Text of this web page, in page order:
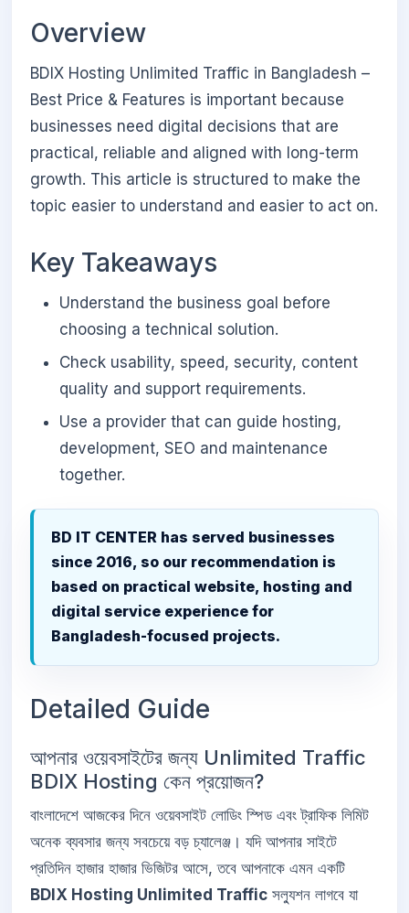
Overview
BDIX Hosting Unlimited Traffic in Bangladesh –
Best Price & Features is important because
businesses need digital decisions that are
practical, reliable and aligned with long-term
growth. This article is structured to make the
topic easier to understand and easier to act on.
Key Takeaways
Understand the business goal before
choosing a technical solution.
Check usability, speed, security, content
quality and support requirements.
Use a provider that can guide hosting,
development, SEO and maintenance
together.
BD IT CENTER has served businesses
since 2016, so our recommendation is
based on practical website, hosting and
digital service experience for
Bangladesh-focused projects.
Detailed Guide
আপনার ওয়েবসাইটের জন্য Unlimited Traffic
BDIX Hosting কেন প্রয়োজন?
বাংলাদেশে আজকের দিনে ওয়েবসাইট লোডিং স্পিড এবং ট্রাফিক লিমিট
অনেক ব্যবসার জন্য সবচেয়ে বড় চ্যালেঞ্জ। যদি আপনার সাইটে
প্রতিদিন হাজার হাজার ভিজিটর আসে, তবে আপনাকে এমন একটি
BDIX Hosting Unlimited Traffic সল্যুশন লাগবে যা